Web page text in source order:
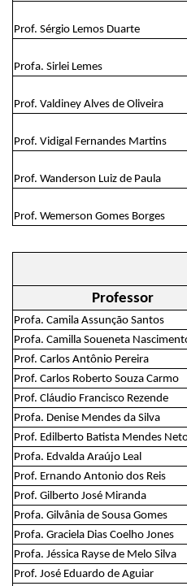
Prof. Sérgio Lemos Duarte
Profa. Sirlei Lemes
Prof. Valdiney Alves de Oliveira
Prof. Vidigal Fernandes Martins
Prof. Wanderson Luiz de Paula
Prof. Wemerson Gomes Borges
Professor
Profa. Camila Assunção Santos
Profa. Camilla Soueneta
Prof. Carlos Antônio Pereira
Prof. Carlos Roberto Souza Carmo
Prof. Cláudio Francisco Rezende
Profa. Denise Mendes da Silva
Prof. Edilberto Batista Mendes
Profa. Edvalda Araújo Leal
Prof. Ernando Antonio dos Reis
Prof. Gilberto José Miranda
Profa. Gilvânia de Sousa Gomes
Profa. Graciela Dias Coelho Jones
Profa. Jéssica Rayse de Melo Silva
Prof. José Eduardo de Aguiar